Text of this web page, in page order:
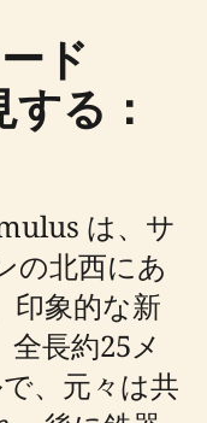
ド
る：
は、サ
の北西にあ
印象的な新
長約25メ
、元々は共